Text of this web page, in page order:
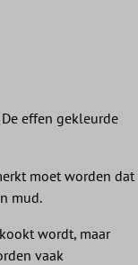
effen gekleurde
moet worden dat
mud.
wordt, maar
vaak